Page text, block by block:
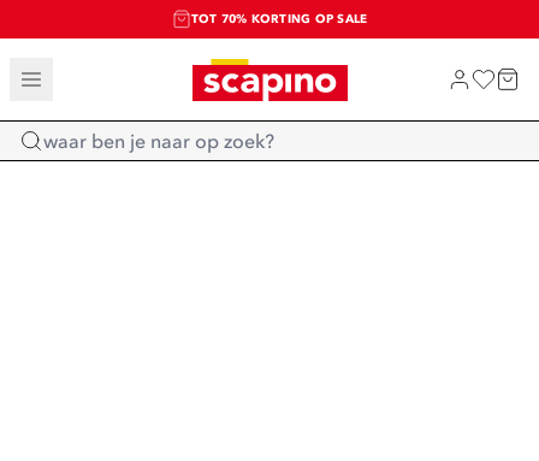
TOT 70% KORTING OP SALE
SALE: LAATSTE KANS!
SHOP NIEUW
Home